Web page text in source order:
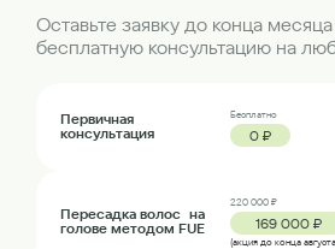
Оставьте заявку до конца
бесплатную консультацию на
Первичная
консультация
Бесплатно
0 ₽
Пересадка волос на
голове методом FUE
220 000 ₽
169 000 ₽
(акция до конца